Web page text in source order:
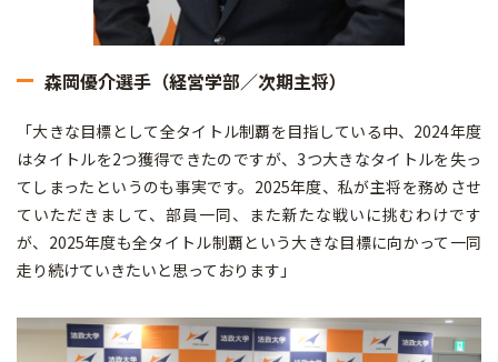
森岡優介選手（経営学部／次期主将）
「大きな目標として全タイトル制覇を目指している中、2024年度
はタイトルを2つ獲得できたのですが、3つ大きなタイトルを失っ
てしまったというのも事実です。2025年度、私が主将を務めさせ
ていただきまして、部員一同、また新たな戦いに挑むわけです
が、2025年度も全タイトル制覇という大きな目標に向かって一同
走り続けていきたいと思っております」